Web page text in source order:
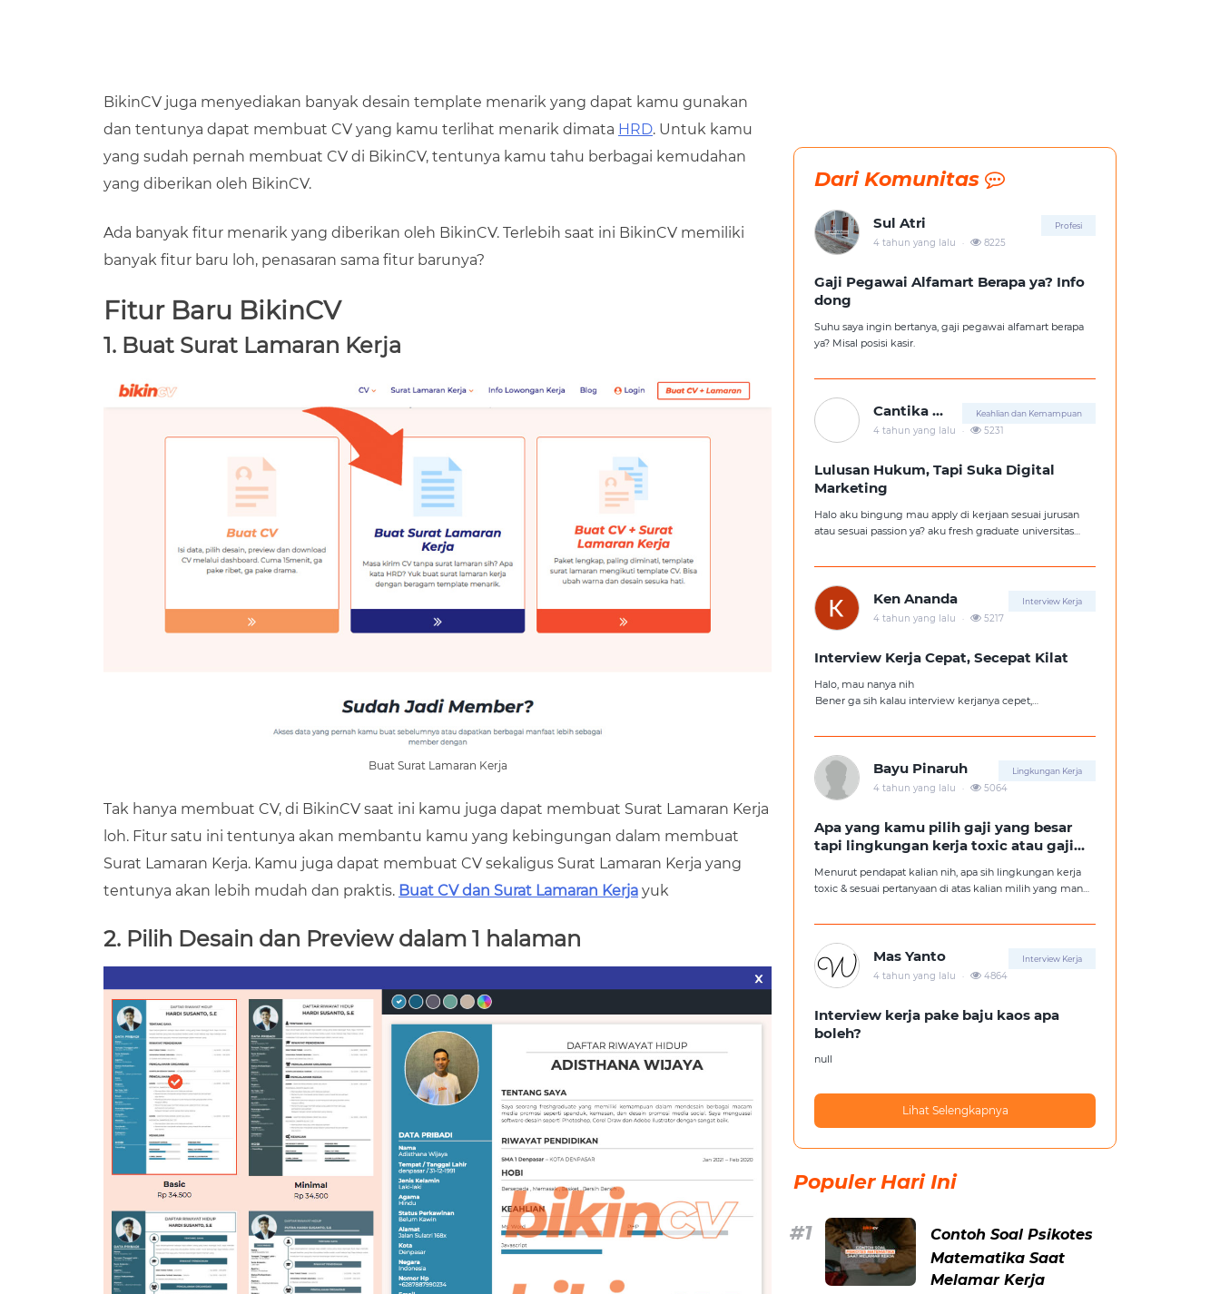
BikinCV juga menyediakan banyak desain template menarik yang dapat kamu gunakan
dan tentunya dapat membuat CV yang kamu terlihat menarik dimata HRD. Untuk kamu
yang sudah pernah membuat CV di BikinCV, tentunya kamu tahu berbagai kemudahan
yang diberikan oleh BikinCV.
Ada banyak fitur menarik yang diberikan oleh BikinCV. Terlebih saat ini BikinCV memiliki
banyak fitur baru loh, penasaran sama fitur barunya?
Fitur Baru BikinCV
1. Buat Surat Lamaran Kerja
Buat Surat Lamaran Kerja
Tak hanya membuat CV, di BikinCV saat ini kamu juga dapat membuat Surat Lamaran Kerja
loh. Fitur satu ini tentunya akan membantu kamu yang kebingungan dalam membuat
Surat Lamaran Kerja. Kamu juga dapat membuat CV sekaligus Surat Lamaran Kerja yang
tentunya akan lebih mudah dan praktis. Buat CV dan Surat Lamaran Kerja yuk
2. Pilih Desain dan Preview dalam 1 halaman
Dari Komunitas
Sul Atri Profesi
4 tahun yang lalu . 8225
Gaji Pegawai Alfamart Berapa ya? Info
dong
Suhu saya ingin bertanya, gaji pegawai alfamart berapa
ya? Misal posisi kasir.
Cantika Putri Keahlian dan Kemampuan
4 tahun yang lalu . 5231
Lulusan Hukum, Tapi Suka Digital
Marketing
Halo aku bingung mau apply di kerjaan sesuai jurusan
atau sesuai passion ya? aku fresh graduate universitas
marketing. Ortuku tentu kasi saran biar aku ambil
Ken Ananda Interview Kerja
4 tahun yang lalu . 5217
Interview Kerja Cepat, Secepat Kilat
Halo, mau nanya nih
Bener ga sih kalau interview kerjanya cepet,
Tolong pencerahannya dong kakak-kakak semua,
Bayu Pinaruh Lingkungan Kerja
4 tahun yang lalu . 5064
Apa yang kamu pilih gaji yang besar
tapi lingkungan kerja toxic atau gaji
nyaman
Menurut pendapat kalian nih, apa sih lingkungan kerja
toxic & sesuai pertanyaan di atas kalian milih yang mana
Mas Yanto Interview Kerja
4 tahun yang lalu . 4864
Interview kerja pake baju kaos apa
boleh?
null
Lihat Selengkapnya
Populer Hari Ini
Contoh Soal Psikotes
Matematika Saat
Melamar Kerja